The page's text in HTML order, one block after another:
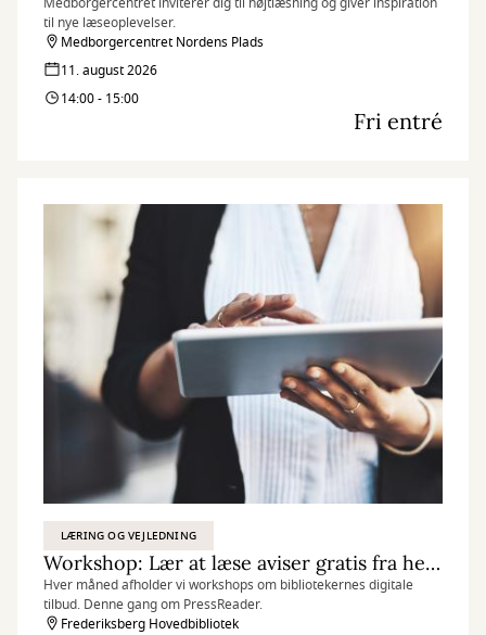
til nye læseoplevelser.
Medborgercentret Nordens Plads
11. august 2026
14:00 - 15:00
Fri entré
LÆRING OG VEJLEDNING
Workshop: Lær at læse aviser gratis fra hele verden med PressReader
Hver måned afholder vi workshops om bibliotekernes digitale
tilbud. Denne gang om PressReader.
Frederiksberg Hovedbibliotek